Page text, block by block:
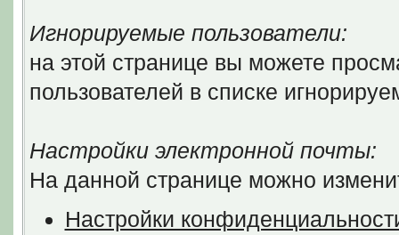
Игнорируемые пользователи:
на этой странице вы можете
пользователей в списке
Настройки электронной почты:
На данной странице можно
Настройки